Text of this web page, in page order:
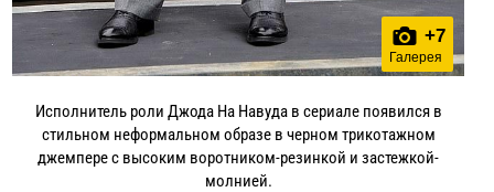
+7
Галерея
Исполнитель роли Джода На Навуда в сериале появился в
стильном неформальном образе в черном трикотажном
джемпере с высоким воротником-резинкой и застежкой-
молнией.